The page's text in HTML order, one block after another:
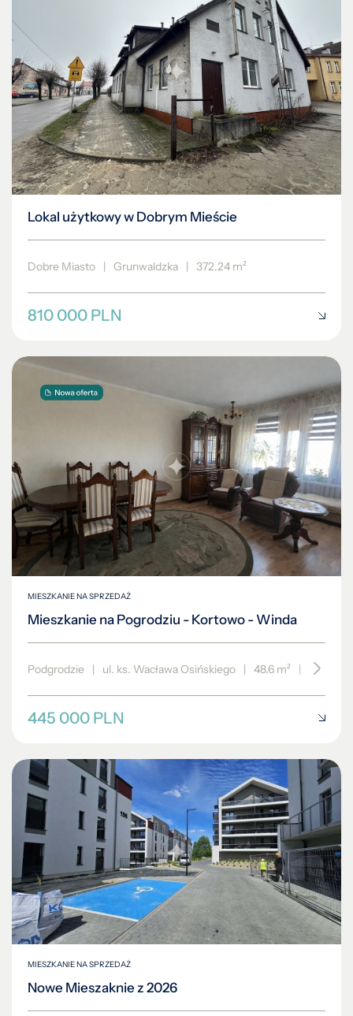
Lokal użytkowy w Dobrym Mieście
Dobre Miasto | Grunwaldzka | 372.24 m²
810 000 PLN
MIESZKANIE NA SPRZEDAŻ
Mieszkanie na Pogrodziu - Kortowo - Winda
Podgrodzie | ul. ks. Wacława Osińskiego | 48.6 m² | piętro 7/
445 000 PLN
MIESZKANIE NA SPRZEDAŻ
Nowe Mieszaknie z 2026